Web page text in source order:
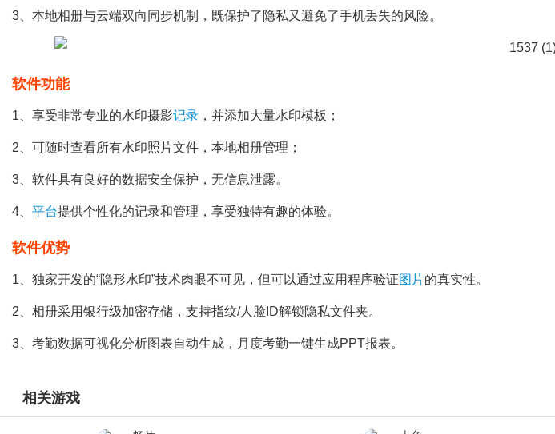
3、本地相册与云端双向同步机制，既保护了隐私又避免了手机丢失的风险。
软件功能
1、享受非常专业的水印摄影记录 ，并添加大量水印模板；
2、可随时查看所有水印照片文件，本地相册管理；
3、软件具有良好的数据安全保护，无信息泄露。
4、 平台提供个性化的记录和管理，享受独特有趣的体验。
软件优势
1、独家开发的“隐形水印”技术肉眼不可见，但可以通过应用程序验证图片的真实性。
2、相册采用银行级加密存储，支持指纹/人脸ID解锁隐私文件夹。
3、考勤数据可视化分析图表自动生成，月度考勤一键生成PPT报表。
相关游戏